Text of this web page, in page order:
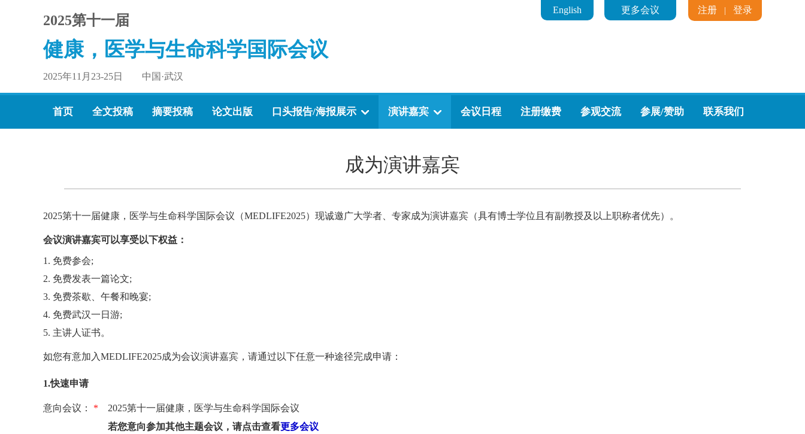
2025第十一届
健康，医学与生命科学国际会议
2025年11月23-25日 中国·武汉
注册 登录
更多会议
English
首页 全文投稿 摘要投稿 论文出版 口头报告/海报展示 演讲嘉宾 会议日程 注册缴费 参观交流 参展/赞助 联系我们
成为演讲嘉宾
2025第十一届健康，医学与生命科学国际会议（MEDLIFE2025）现诚邀广大学者、专家成为演讲嘉宾 （具有博士学位且有副教授及以上职称者优先） 。
会议演讲嘉宾可以享受以下权益：
1. 免费参会;
2. 免费发表一篇论文;
3. 免费茶歇、午餐和晚宴;
4. 免费武汉一日游;
5. 主讲人证书。
如您有意加入MEDLIFE2025成为会议演讲嘉宾，请通过以下任意一种途径完成申请：
1.快速申请
意向会议： *
2025第十一届健康，医学与生命科学国际会议
若您意向参加其他主题会议，请点击查看更多会议